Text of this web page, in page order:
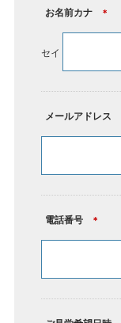
お名前カナ ＊
セイ
メールアドレス
電話番号 ＊